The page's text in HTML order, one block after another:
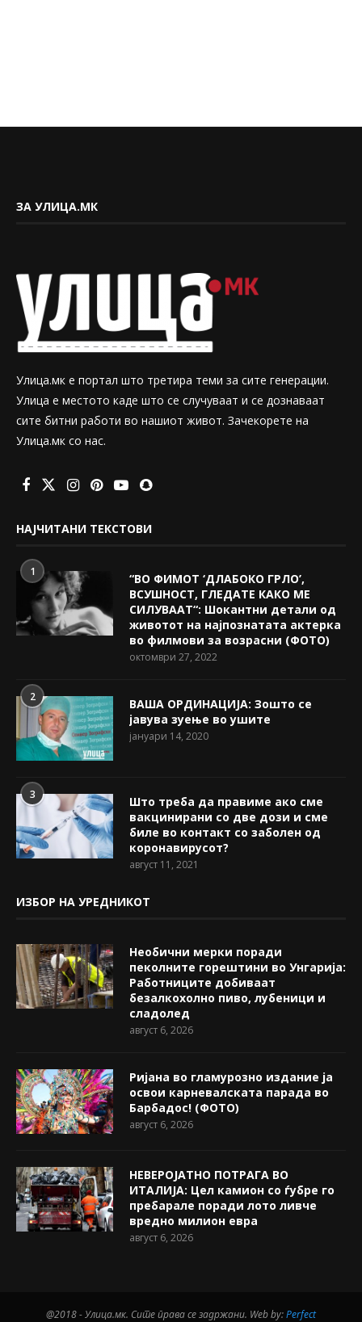
ЗА УЛИЦА.МК
Улица.мк е портал што третира теми за сите генерации.
Улица е местото каде што се случуваат и се дознаваат
сите битни работи во нашиот живот. Зачекорете на
Улица.мк со нас.
НАЈЧИТАНИ ТЕКСТОВИ
1
“ВО ФИМОТ ‘ДЛАБОКО ГРЛО’,
ВСУШНОСТ, ГЛЕДАТЕ КАКО МЕ
СИЛУВААТ“: Шокантни детали од
животот на најпознатата актерка
во филмови за возрасни (ФОТО)
октомври 27, 2022
2
ВАША ОРДИНАЦИЈА: Зошто се
јавува зуење во ушите
јануари 14, 2020
3
Што треба да правиме ако сме
вакцинирани со две дози и сме
биле во контакт со заболен од
коронавирусот?
август 11, 2021
ИЗБОР НА УРЕДНИКОТ
Необични мерки поради
пеколните горештини во Унгарија:
Работниците добиваат
безалкохолно пиво, лубеници и
сладолед
август 6, 2026
Ријана во гламурозно издание ја
освои карневалската парада во
Барбадос! (ФОТО)
август 6, 2026
НЕВЕРОЈАТНО ПОТРАГА ВО
ИТАЛИЈА: Цел камион со ѓубре го
пребарале поради лото ливче
вредно милион евра
август 6, 2026
@2018 - Улица.мк. Сите права се задржани. Web by:Perfect